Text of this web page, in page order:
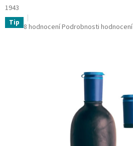
1943
Tip Průměrné
8 hodnoceníPodrobnosti hodnocení